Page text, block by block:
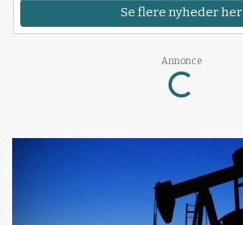
Se flere nyheder her
Annonce
Loading...